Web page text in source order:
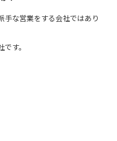
手な営業をする会社ではあり
す。